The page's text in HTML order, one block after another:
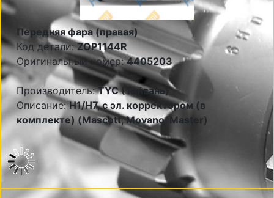
Передняя фара (правая)
Код детали:ZOP1144R
Оригинальный номер:4405203
Производитель:TYC (Тайвань)
Описание:Н1/Н7, с эл. корректором (в
комплекте) (Mascott, Movano, Master)